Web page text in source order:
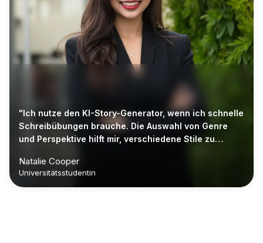
"Ich nutze den KI-Story-Generator, wenn ich schnelle
Schreibübungen brauche. Die Auswahl von Genre
und Perspektive hilft mir, verschiedene Stile zu
Natalie Cooper
Universitätsstudentin